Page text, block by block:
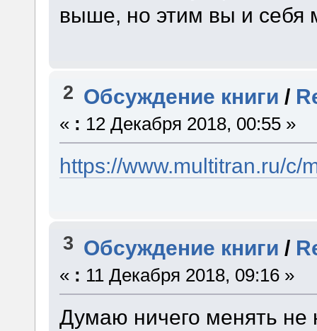
выше, но этим вы и себя
2 Обсуждение книги /
« : 12 Декабря 2018, 00:55 »
https://www.multitran.ru/c/
3 Обсуждение книги /
« : 11 Декабря 2018, 09:16 »
Думаю ничего менять не